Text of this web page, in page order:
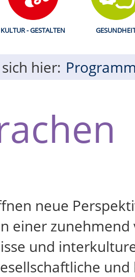
KULTUR - GESTALTEN
hier: Programm
neue
einer
und